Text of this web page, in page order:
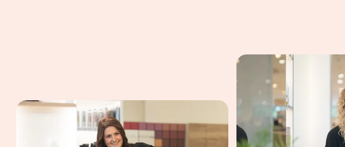
In einer Bildergalerie sind verschiedene Bilder dargestellt.